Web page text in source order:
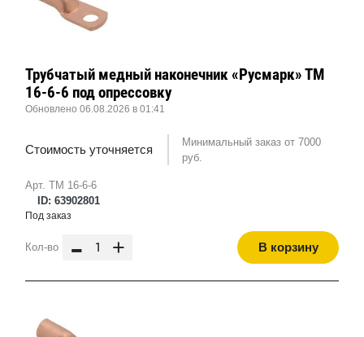
Арт. ТМ 16-6-6
ID: 63902801
Трубчатый медный наконечник «Русмарк» ТМ
16-6-6 под опрессовку
Обновлено 06.08.2026 в 01:41
Стоимость уточняется
Минимальный заказ от 7000
руб.
Под заказ
Кол-во - + В корзину